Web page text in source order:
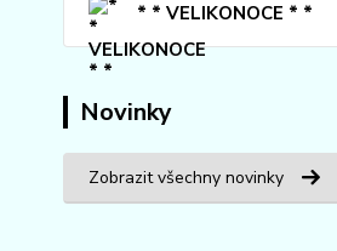
* * VELIKONOCE * *
Novinky
Zobrazit všechny novinky